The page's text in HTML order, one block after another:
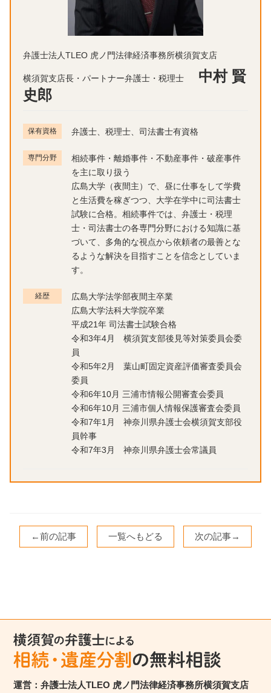
弁護士法人TLEO 虎ノ門法律経済事務所横須賀支店
横須賀支店長・パートナー弁護士・税理士
中村 賢
史郎
保有資格 弁護士、税理士、司法書士有資格
専門分野
相続事件・離婚事件・不動産事件・破産事件
を主に取り扱う
広島大学（夜間主）で、昼に仕事をして学費
と生活費を稼ぎつつ、大学在学中に司法書士
試験に合格。相続事件では、弁護士・税理
士・司法書士の各専門分野における知識に基
づいて、多角的な視点から依頼者の最善とな
るような解決を目指すことを信念としていま
す。
経歴
広島大学法学部夜間主卒業
広島大学法科大学院卒業
平成21年 司法書士試験合格
令和3年4月 横須賀支部後見等対策委員会委
員
令和5年2月 葉山町固定資産評価審査委員会
委員
令和6年10月 三浦市情報公開審査会委員
令和6年10月 三浦市個人情報保護審査会委員
令和7年1月 神奈川県弁護士会横須賀支部役
員幹事
令和7年3月 神奈川県弁護士会常議員
←前の記事 一覧へもどる 次の記事→
運営：弁護士法人TLEO 虎ノ門法律経済事務所横須賀支店